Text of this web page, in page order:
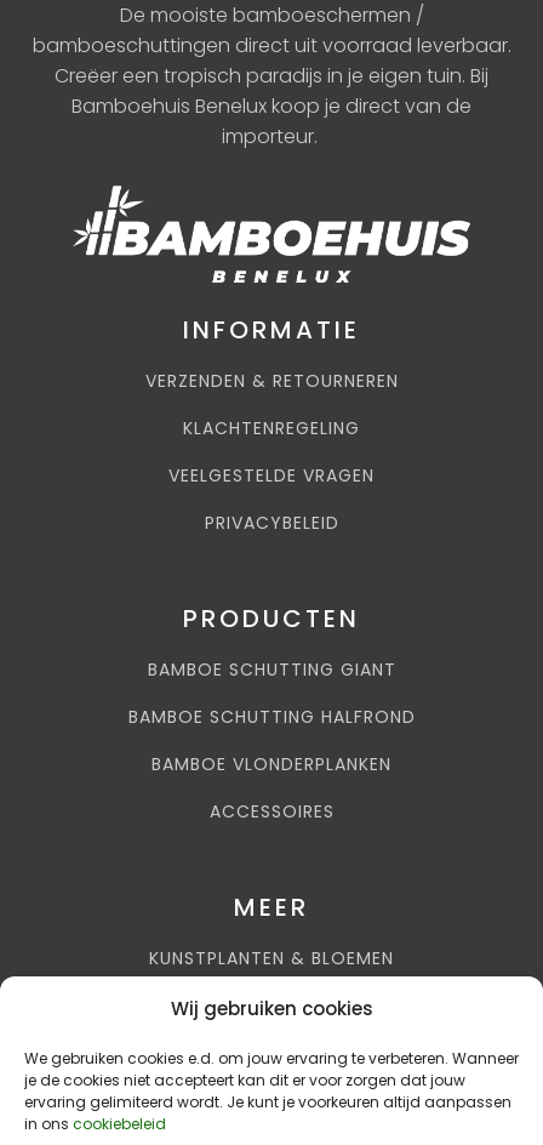
Wij gebruiken cookies
We gebruiken cookies e.d. om jouw ervaring te verbeteren. Wanneer
je de cookies niet accepteert kan dit er voor zorgen dat jouw
ervaring gelimiteerd wordt. Je kunt je voorkeuren altijd aanpassen
in ons cookiebeleid
De mooiste bamboeschermen /
bamboeschuttingen direct uit voorraad leverbaar.
Creëer een tropisch paradijs in je eigen tuin. Bij
Bamboehuis Benelux koop je direct van de
importeur.
INFORMATIE
VERZENDEN & RETOURNEREN
KLACHTENREGELING
VEELGESTELDE VRAGEN
PRIVACYBELEID
PRODUCTEN
BAMBOE SCHUTTING GIANT
BAMBOE SCHUTTING HALFROND
BAMBOE VLONDERPLANKEN
ACCESSOIRES
MEER
KUNSTPLANTEN & BLOEMEN
AIRCOHUIS BENELUX
AKUPANELS